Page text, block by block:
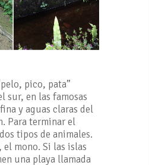
pico, pata”
sur, en las famosas
y aguas claras del
Para terminar el
tipos de animales.
mono. Si las islas
una playa llamada